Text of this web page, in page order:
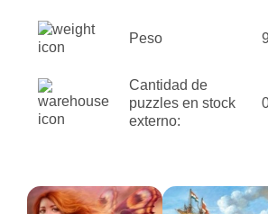
Peso
Cantidad de
puzzles en stock
externo: